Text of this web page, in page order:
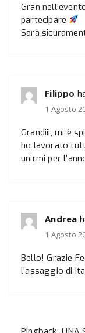
Gran
partecipare
Sarà
Filippo
1 Agosto
Grandiii, mi è
ho lavorato
unirmi per
Andrea
1 Agosto
Bello! Grazie
l’assaggio di
Pingback: UNA